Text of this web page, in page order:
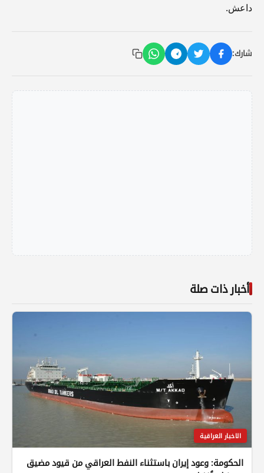
داعش.
شارك:
أخبار ذات صلة
الاخبار العراقية
الحكومة: وعود إيران باستثناء النفط العراقي من قيود مضيق